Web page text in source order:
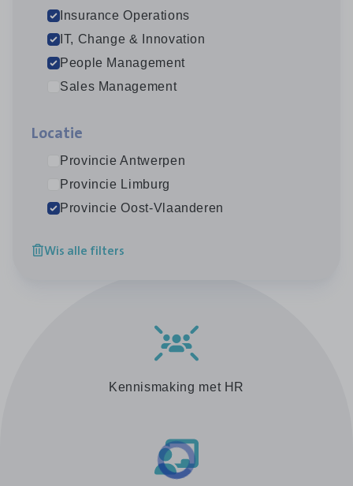
Insurance Operations
IT, Change & Innovation
People Management
Sales Management
Loca­tie
Provincie Antwerpen
Provincie Limburg
Provincie Oost-Vlaanderen
Wis alle filters
Meer dan collega’s: hoe Julie en Aurélie elkaar
versterken
Mathias houdt van diepgaande dossiers én droge
werk
Ons sollicitatieproces
Kennismaking met HR